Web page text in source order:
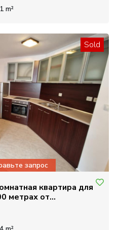
m²
Sold
запрос
квартира для
метрах от